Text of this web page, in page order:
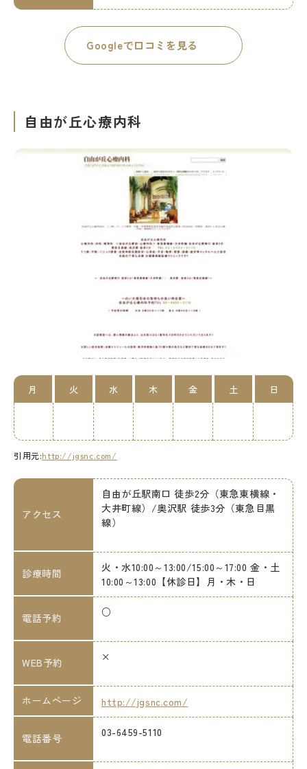
Googleで口コミを見る
自由が丘心療内科
月 火 水 木 金 土 日
引用元:http://jgsnc.com/
アクセス
自由が丘駅南口 徒歩2分（東急東横線・
大井町線）/奥沢駅 徒歩3分（東急目黒
線）
診療時間
火・水10:00～13:00/15:00～17:00 金・土
10:00～13:00【休診日】月・木・日
電話予約 ○
WEB予約 ×
ホームページ http://jgsnc.com/
電話番号 03-6459-5110